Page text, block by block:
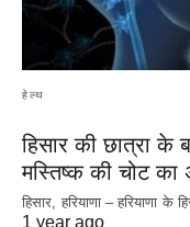
हेल्थ
हिसार की छात्रा के
मस्तिष्क की चोट
हिसार, हरियाणा – हरियाणा के
1 year ago